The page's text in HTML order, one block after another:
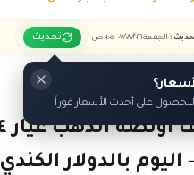
: الجمعة ٠٧ /٠٨/٢٠٢٦ - ٠١:٠٥ ص تحديث
على أحدث الأسعار فوراً
اليوم بالدولار الكندي